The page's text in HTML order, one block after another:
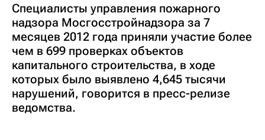
Специалисты управления пожарного
надзора Мосгосстройнадзора за 7
месяцев 2012 года приняли участие более
чем в 699 проверках объектов
капитального строительства, в ходе
которых было выявлено 4,645 тысячи
нарушений, говорится в пресс-релизе
ведомства.